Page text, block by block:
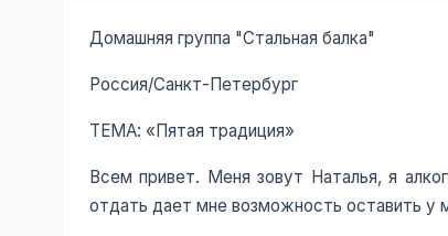
Домашняя группа "Стальная балка"
Россия/Санкт-Петербург
ТЕМА: «Пятая традиция»
Всем привет. Меня зовут Наталья, я
отдать дает мне возможность оставить у